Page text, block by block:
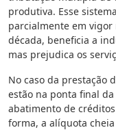
produtiva. Esse
parcialmente em vigor
década, beneficia a
mas prejudica os
No caso da prestação
estão na ponta final
abatimento de
forma, a alíquota